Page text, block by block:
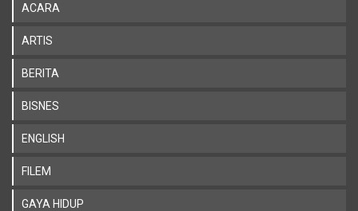
ACARA
ARTIS
BERITA
BISNES
ENGLISH
FILEM
GAYA HIDUP